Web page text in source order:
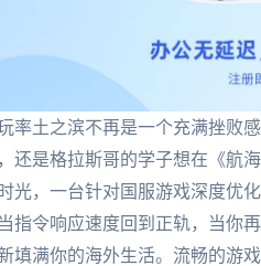
率土之滨不再是一个充满挫败
还是格拉斯哥的学子想在《航
光，一台针对国服游戏深度优
指令响应速度回到正轨，当你
填满你的海外生活。流畅的游